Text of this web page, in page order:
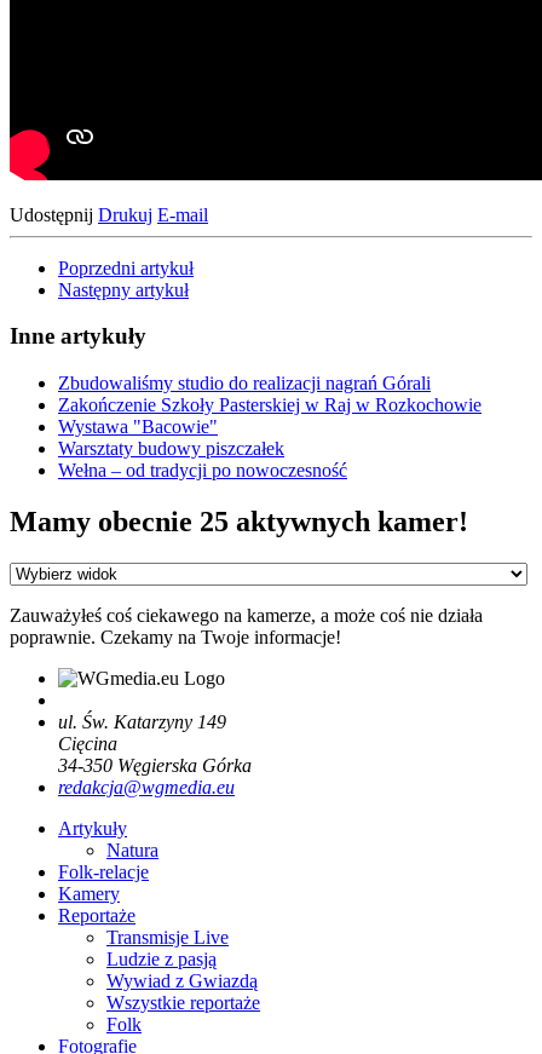
Udostępnij Drukuj E-mail
Poprzedni artykuł
Następny artykuł
Inne artykuły
Zbudowaliśmy studio do realizacji nagrań Górali
Zakończenie Szkoły Pasterskiej w Raj w Rozkochowie
Wystawa "Bacowie"
Warsztaty budowy piszczałek
Wełna – od tradycji po nowoczesność
Mamy obecnie 25 aktywnych kamer!
Zauważyłeś coś ciekawego na kamerze, a może coś nie działa
poprawnie. Czekamy na Twoje informacje!
ul. Św. Katarzyny 149
Cięcina
34-350 Węgierska Górka
redakcja@wgmedia.eu
Artykuły
Natura
Folk-relacje
Kamery
Reportaże
Transmisje Live
Ludzie z pasją
Wywiad z Gwiazdą
Wszystkie reportaże
Folk
Fotografie